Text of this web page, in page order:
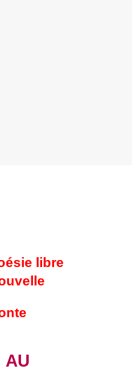
libre
AU